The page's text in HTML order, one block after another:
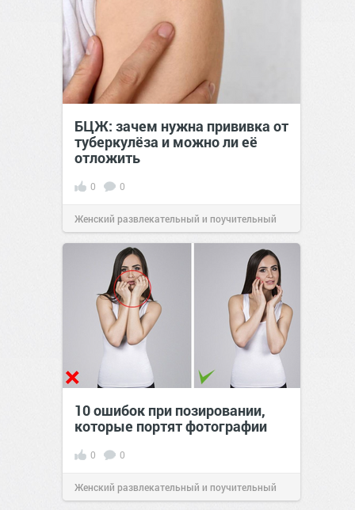
БЦЖ: зачем нужна прививка от
туберкулёза и можно ли её
отложить
0 0
Женский развлекательный и поучительный
сайт.23:02Вчера
10 ошибок при позировании,
которые портят фотографии
0 0
Женский развлекательный и поучительный